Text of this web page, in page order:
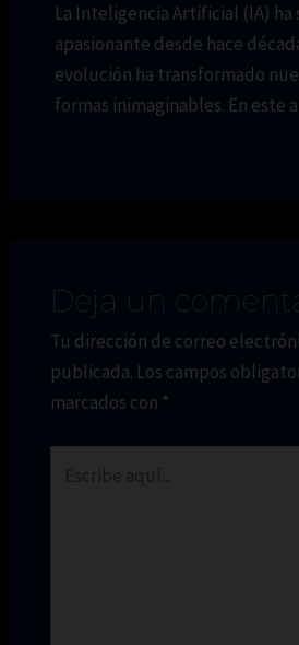
La Inteligencia Artificial (IA) ha
apasionante desde hace
evolución ha transformado
formas inimaginables. En
Deja un
Tu dirección de correo
publicada. Los campos
marcados con *